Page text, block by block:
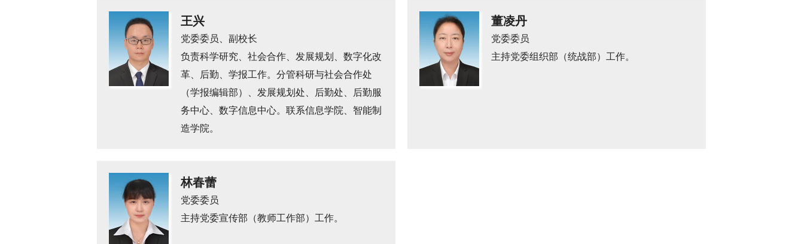
王兴
党委委员、副校长
负责科学研究、社会合作、发展规划、数字化改
革、后勤、学报工作。分管科研与社会合作处
（学报编辑部）、发展规划处、后勤处、后勤服
务中心、数字信息中心。联系信息学院、智能制
造学院。
董凌丹
党委委员
主持党委组织部（统战部）工作。
林春蕾
党委委员
主持党委宣传部（教师工作部）工作。